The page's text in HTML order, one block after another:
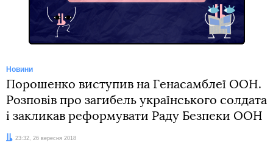
Новини
Порошенко виступив на Генасамблеї ООН.
Розповів про загибель українського солдата
і закликав реформувати Раду Безпеки ООН
Дата:23:32, 26 вересня 2018